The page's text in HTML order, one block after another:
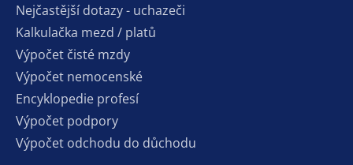
Nejčastější dotazy - uchazeči
Kalkulačka mezd / platů
Výpočet čisté mzdy
Výpočet nemocenské
Encyklopedie profesí
Výpočet podpory
Výpočet odchodu do důchodu